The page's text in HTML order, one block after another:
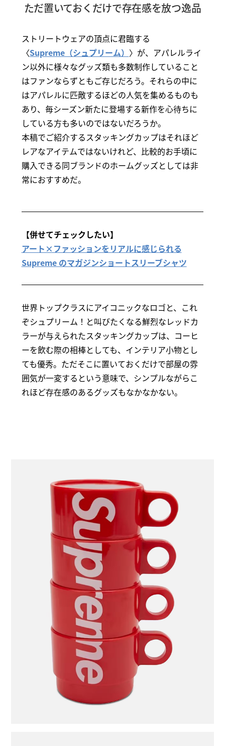
ただ置いておくだけで存在感を放つ逸品
ストリートウェアの頂点に君臨する
〈Supreme（シュプリーム） 〉が、アパレルライ
ン以外に様々なグッズ類も多数制作していること
はファンならずともご存じだろう。それらの中に
はアパレルに匹敵するほどの人気を集めるものも
あり、毎シーズン新たに登場する新作を心待ちに
している方も多いのではないだろうか。
本稿でご紹介するスタッキングカップはそれほど
レアなアイテムではないけれど、比較的お手頃に
購入できる同ブランドのホームグッズとしては非
常におすすめだ。
【併せてチェックしたい】
アート×ファッションをリアルに感じられる
Supreme のマガジンショートスリーブシャツ
世界トップクラスにアイコニックなロゴと、これ
ぞシュプリーム！と叫びたくなる鮮烈なレッドカ
ラーが与えられたスタッキングカップは、コーヒ
ーを飲む際の相棒としても、インテリア小物とし
ても優秀。ただそこに置いておくだけで部屋の雰
囲気が一変するという意味で、シンプルながらこ
れほど存在感のあるグッズもなかなかない。